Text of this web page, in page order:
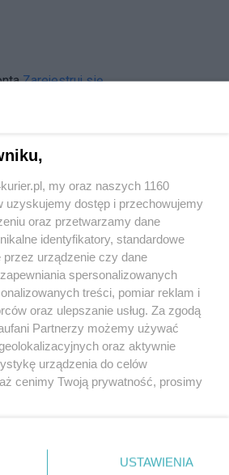
Zarejestruj się
Kurier Szczeciński sp. z o.o.
my oraz naszych 1160
uzyskujemy dostęp i przechowujemy
oraz przetwarzamy dane
identyfikatory, standardowe
przez urządzenie czy dane
spersonalizowanych
treści, pomiar reklam i
oraz ulepszanie usług. Za zgodą
Partnerzy możemy używać
oraz aktywnie
urządzenia do celów
cenimy Twoją prywatność, prosimy
się w lewym dolnym rogu strony
przetwarzania danych nie wymagają
USTAWIENIA